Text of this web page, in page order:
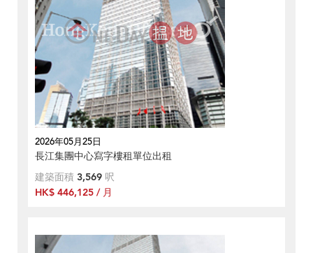
2026年05月25日
長江集團中心寫字樓租單位出租
建築面積 3,569 呎
HK$ 446,125 / 月